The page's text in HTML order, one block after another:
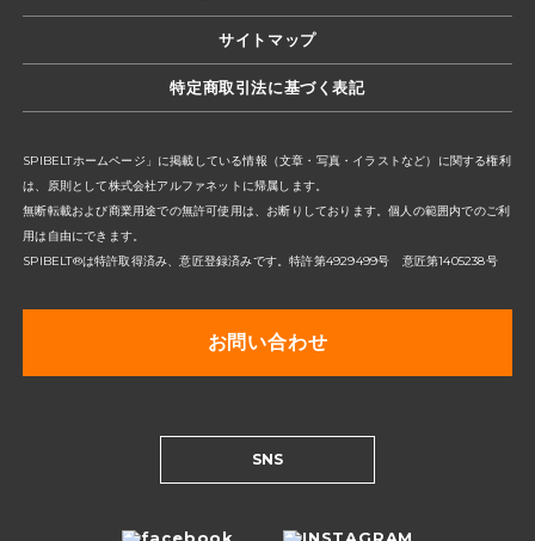
サイトマップ
特定商取引法に基づく表記
SPIBELTホームページ」に掲載している情報（文章・写真・イラストなど）に関する権利
は、原則として株式会社アルファネットに帰属します。
無断転載および商業用途での無許可使用は、お断りしております。個人の範囲内でのご利
用は自由にできます。
SPIBELT®は特許取得済み、意匠登録済みです。特許第4929499号 意匠第1405238号
お問い合わせ
SNS